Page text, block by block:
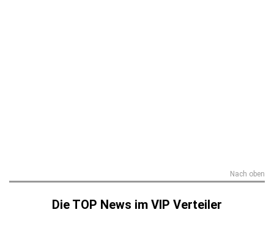
Nach oben
Die TOP News im VIP Verteiler